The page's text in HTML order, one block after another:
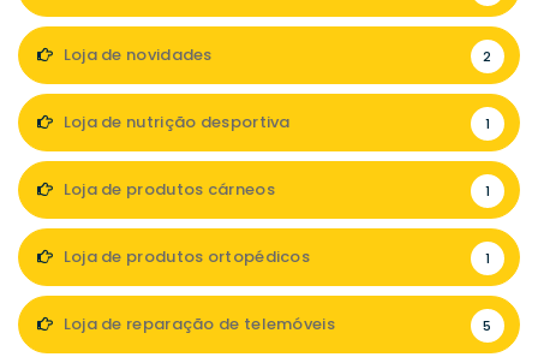
Loja de novidades 2
Loja de nutrição desportiva 1
Loja de produtos cárneos 1
Loja de produtos ortopédicos 1
Loja de reparação de telemóveis 5